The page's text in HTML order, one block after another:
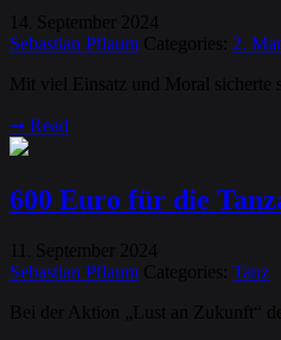
14 September
2024
Sebastian Pflaum Categories: 2.
Mit viel Einsatz und Moral
➞ Read
600 Euro für die
September
2024
Sebastian Pflaum Categories: Tanz
Bei der Aktion „Lust an Zukunft“